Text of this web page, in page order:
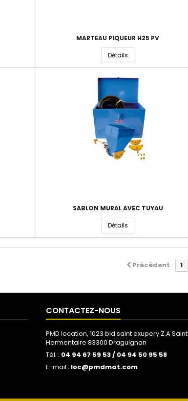
MARTEAU PIQUEUR H25 PV
Détails
SABLON MURAL AVEC TUYAU
Détails
Précédent 1
CONTACTEZ-NOUS
PMD location, 1023 bld saint exupery Z.A Saint
Hermentaire 83300 Draguignan
Tél. : 04 94 67 59 53 / 04 94 50 95 58
E-mail : loc@pmdmat.com